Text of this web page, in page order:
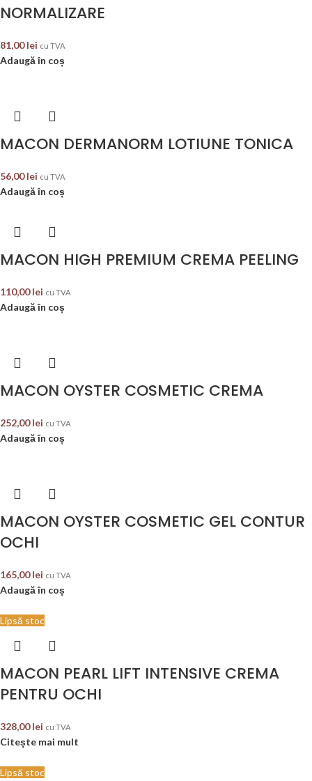
NORMALIZARE
81,00lei cu TVA
Adaugă în coș
MACON DERMANORM LOTIUNE TONICA
56,00lei cu TVA
Adaugă în coș
MACON HIGH PREMIUM CREMA PEELING
110,00lei cu TVA
Adaugă în coș
MACON OYSTER COSMETIC CREMA
252,00lei cu TVA
Adaugă în coș
MACON OYSTER COSMETIC GEL CONTUR
OCHI
165,00lei cu TVA
Adaugă în coș
Lipsă stoc
MACON PEARL LIFT INTENSIVE CREMA
PENTRU OCHI
328,00lei cu TVA
Citește mai mult
Lipsă stoc